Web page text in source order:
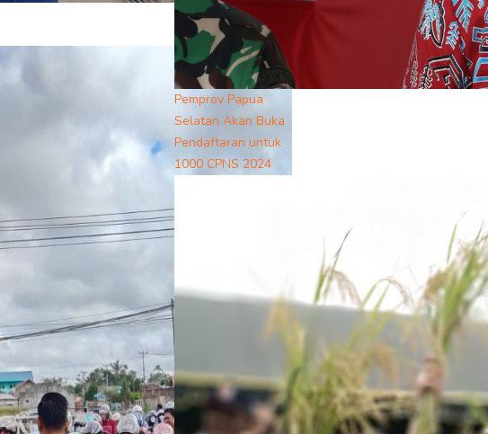
Pemprov Papua
Selatan Akan Buka
Pendaftaran untuk
1000 CPNS 2024